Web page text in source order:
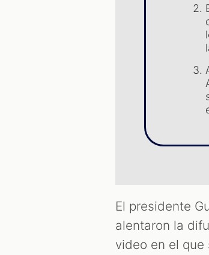
El presidente
alentaron la
video en el